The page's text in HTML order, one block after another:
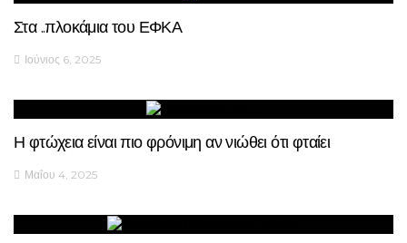
Στα ..πλοκάμια του ΕΦΚΑ
Ιούνιος 6, 2025
Η φτώχεια είναι πιο φρόνιμη αν νιώθει ότι φταίει
Μαΐου 4, 2025